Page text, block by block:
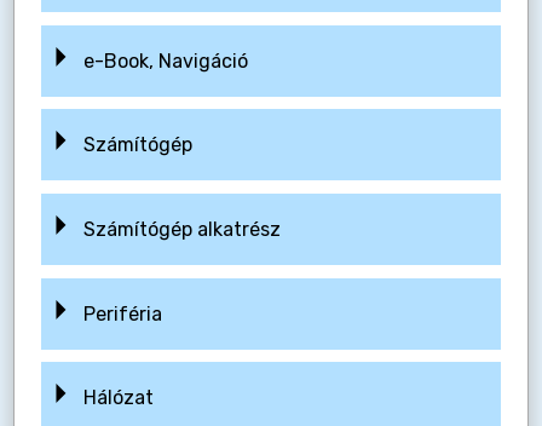
e-Book, Navigáció
Számítógép
Számítógép alkatrész
Periféria
Hálózat